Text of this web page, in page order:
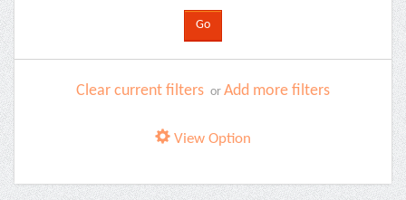
Clear current filters or Add more filters
View Option